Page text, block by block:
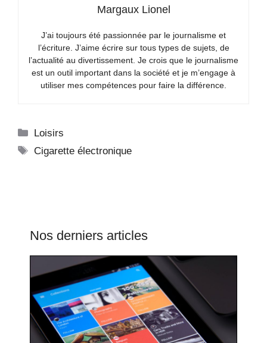
Margaux Lionel
J’ai toujours été passionnée par le journalisme et
l’écriture. J’aime écrire sur tous types de sujets, de
l’actualité au divertissement. Je crois que le journalisme
est un outil important dans la société et je m’engage à
utiliser mes compétences pour faire la différence.
Catégories
Loisirs
Étiquettes
Cigarette électronique
Nos derniers articles